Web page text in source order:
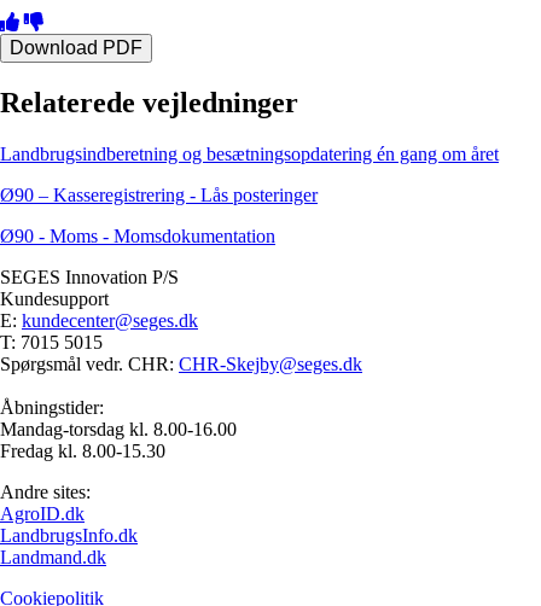
Download PDF
Relaterede vejledninger
Landbrugsindberetning og besætningsopdatering én gang om året
Ø90 – Kasseregistrering - Lås posteringer
Ø90 - Moms - Momsdokumentation
SEGES Innovation P/S
Kundesupport
E: kundecenter@seges.dk
T: 7015 5015
Spørgsmål vedr. CHR: CHR-Skejby@seges.dk
Åbningstider:
Mandag-torsdag kl. 8.00-16.00
Fredag kl. 8.00-15.30
Andre sites:
AgroID.dk
LandbrugsInfo.dk
Landmand.dk
Cookiepolitik